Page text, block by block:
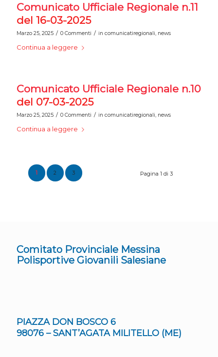
Comunicato Ufficiale Regionale n.11
del 16-03-2025
Marzo 25, 2025 / 0 Commenti / in comunicatiregionali, news
Continua a leggere
Comunicato Ufficiale Regionale n.10
del 07-03-2025
Marzo 25, 2025 / 0 Commenti / in comunicatiregionali, news
Continua a leggere
Pagina 1 di 3
1 2 3
Comitato Provinciale Messina
Polisportive Giovanili Salesiane
PIAZZA DON BOSCO 6
98076 – SANT’AGATA MILITELLO (ME)